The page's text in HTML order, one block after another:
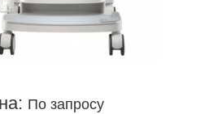
По запросу